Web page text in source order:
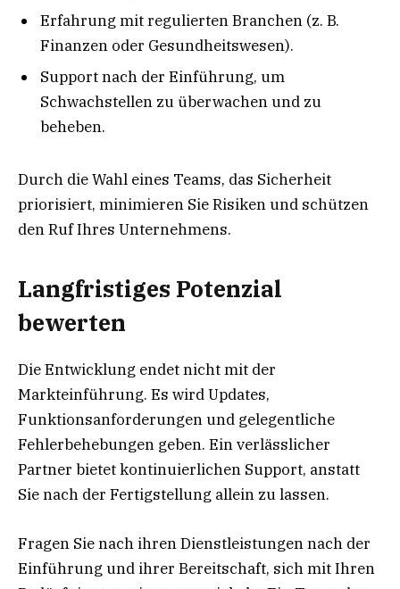
Erfahrung mit regulierten Branchen (z. B.
Finanzen oder Gesundheitswesen).
Support nach der Einführung, um
Schwachstellen zu überwachen und zu
beheben.
Durch die Wahl eines Teams, das Sicherheit
priorisiert, minimieren Sie Risiken und schützen
den Ruf Ihres Unternehmens.
Langfristiges Potenzial
bewerten
Die Entwicklung endet nicht mit der
Markteinführung. Es wird Updates,
Funktionsanforderungen und gelegentliche
Fehlerbehebungen geben. Ein verlässlicher
Partner bietet kontinuierlichen Support, anstatt
Sie nach der Fertigstellung allein zu lassen.
Fragen Sie nach ihren Dienstleistungen nach der
Einführung und ihrer Bereitschaft, sich mit Ihren